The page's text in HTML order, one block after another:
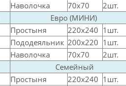
Наволочка 70х70
2шт.
Евро (МИНИ)
Простыня 220х240 1шт.
Пододеяльник 200х220 1шт.
Наволочка 70х70
2шт.
Семейный
Простыня 220х240 1шт.